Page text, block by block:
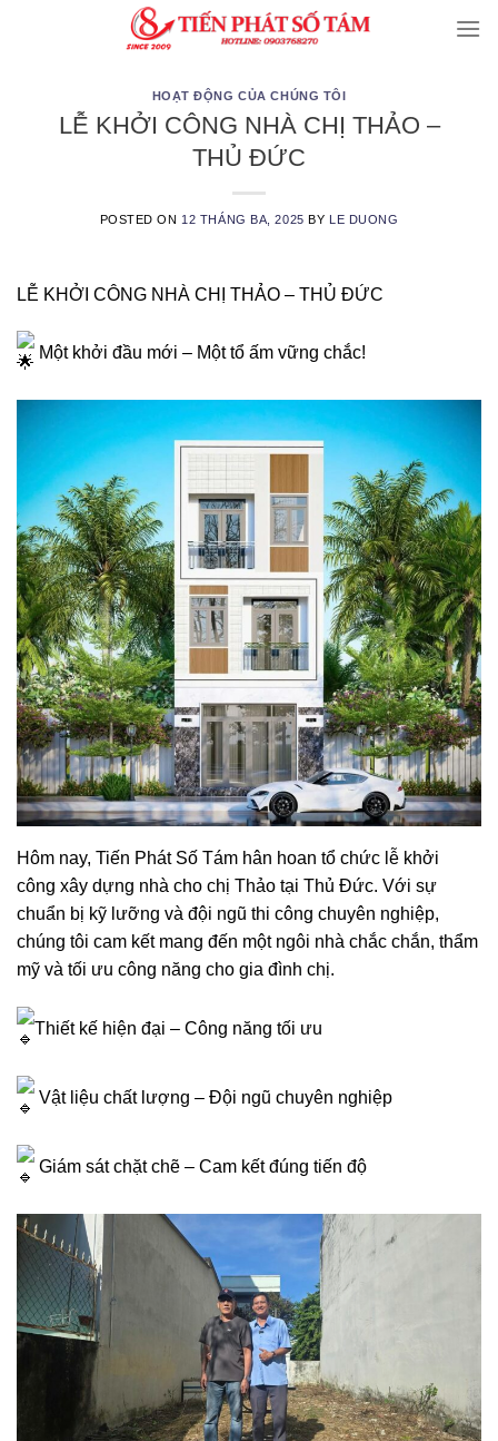
HOẠT ĐỘNG CỦA CHÚNG TÔI
LỄ KHỞI CÔNG NHÀ CHỊ THẢO –
THỦ ĐỨC
POSTED ON 12 THÁNG BA, 2025 BY LE DUONG
LỄ KHỞI CÔNG NHÀ CHỊ THẢO – THỦ ĐỨC
Một khởi đầu mới – Một tổ ấm vững chắc!
Hôm nay, Tiến Phát Số Tám hân hoan tổ chức lễ khởi
công xây dựng nhà cho chị Thảo tại Thủ Đức. Với sự
chuẩn bị kỹ lưỡng và đội ngũ thi công chuyên nghiệp,
chúng tôi cam kết mang đến một ngôi nhà chắc chắn, thẩm
mỹ và tối ưu công năng cho gia đình chị.
Thiết kế hiện đại – Công năng tối ưu
Vật liệu chất lượng – Đội ngũ chuyên nghiệp
Giám sát chặt chẽ – Cam kết đúng tiến độ